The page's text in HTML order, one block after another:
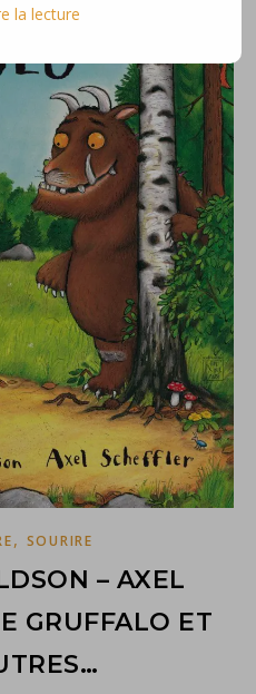
, SOURIRE
– AXEL
GRUFFALO ET
la lecture